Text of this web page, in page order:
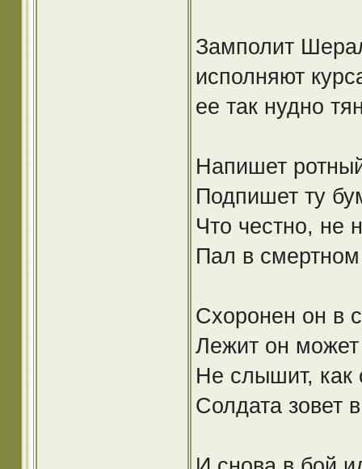
Замполит
исполняют
ее так нудно
Напишет
Подпишет ту
Что честно, не
Пал в
Схоронен он в
Лежит он
Не слышит, как
Солдата зовет